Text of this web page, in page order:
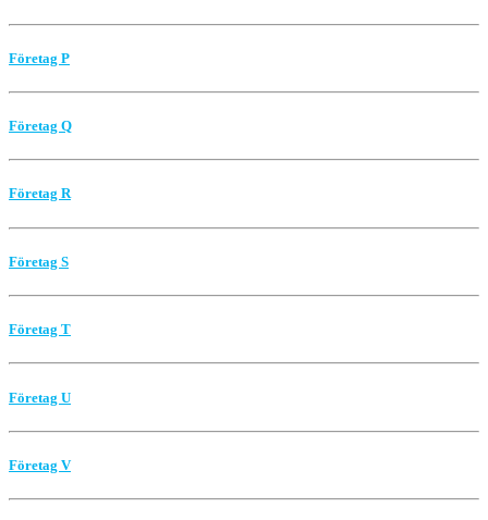
Företag P
Företag Q
Företag R
Företag S
Företag T
Företag U
Företag V